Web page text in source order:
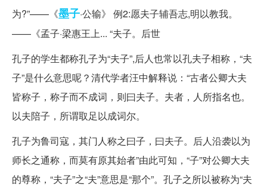
为?”——《墨子·公输》 例2:愿夫子辅吾志,明以教我。
——《孟子·梁惠王上... “夫子。后世
孔子的学生都称孔子为“夫子”,后人也常以孔夫子相称，“夫
子”是什么意思呢？清代学者汪中解释说：“古者公卿大夫
皆称子，称子而不成词，则曰夫子。夫者，人所指名也。
以夫陪子，所谓取足以成词尔。
孔子为鲁司寇，其门人称之曰子，曰夫子。后人沿袭以为
师长之通称，而莫有原其始者”由此可知，“子”对公卿大夫
的尊称，“夫子”之“夫”意思是“那个”。孔子之所以被称为“夫